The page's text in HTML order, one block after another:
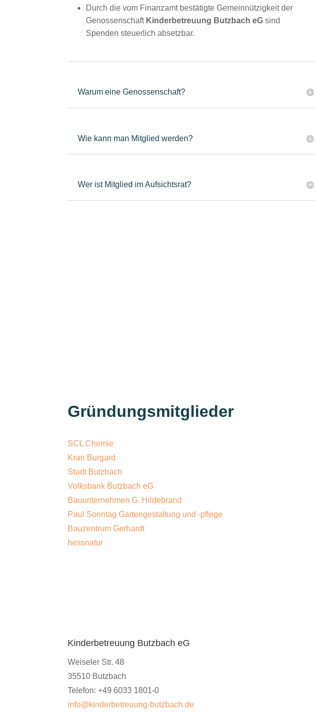
Durch die vom Finanzamt bestätigte Gemeinnützigkeit der
Genossenschaft Kinderbetreuung Butzbach eG sind
Spenden steuerlich absetzbar.
Warum eine Genossenschaft?
Wie kann man Mitglied werden?
Wer ist Mitglied im Aufsichtsrat?
Gründungsmitglieder
SCL Chemie
Kran Burgard
Stadt Butzbach
Volksbank Butzbach eG
Bauunternehmen G. Hildebrand
Paul Sonntag Gartengestaltung und -pflege
Bauzentrum Gerhardt
hessnatur
Kinderbetreuung Butzbach eG
Weiseler Str. 48
35510 Butzbach
Telefon: +49 6033 1801-0
info@kinderbetreuung-butzbach.de